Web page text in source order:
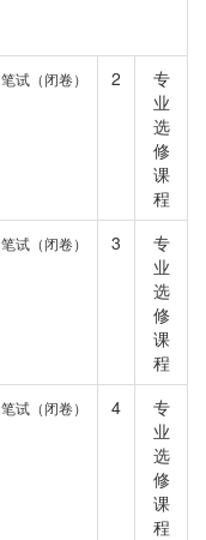
笔试（闭卷） 2
专
业
选
修
课
程
笔试（闭卷） 3
专
业
选
修
课
程
笔试（闭卷） 4
专
业
选
修
课
程